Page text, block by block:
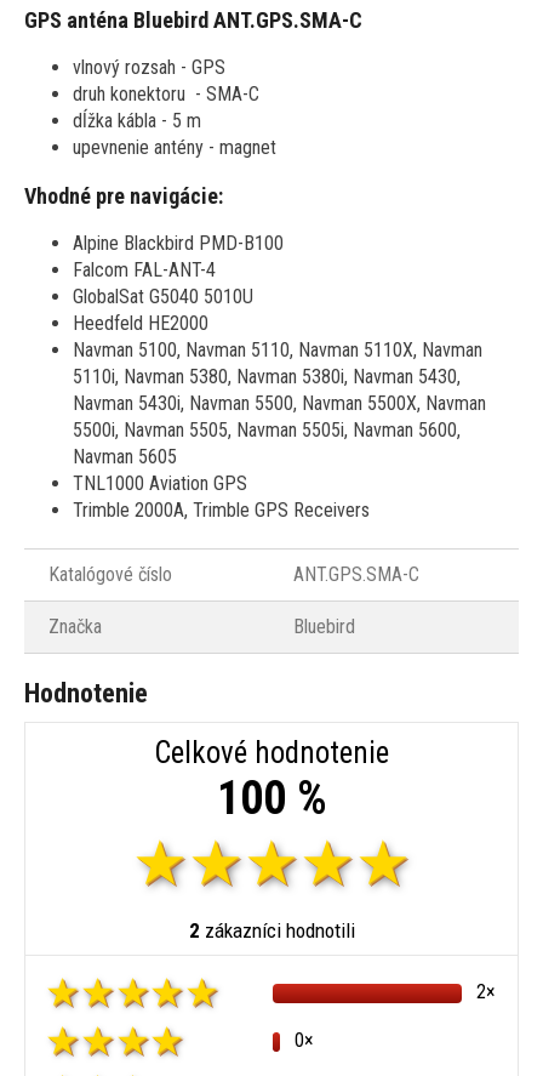
GPS anténa Bluebird ANT.GPS.SMA-C
vlnový rozsah - GPS
druh konektoru - SMA-C
dĺžka kábla - 5 m
upevnenie antény - magnet
Vhodné pre navigácie:
Alpine Blackbird PMD-B100
Falcom FAL-ANT-4
GlobalSat G5040 5010U
Heedfeld HE2000
Navman 5100, Navman 5110, Navman 5110X, Navman
5110i, Navman 5380, Navman 5380i, Navman 5430,
Navman 5430i, Navman 5500, Navman 5500X, Navman
5500i, Navman 5505, Navman 5505i, Navman 5600,
Navman 5605
TNL1000 Aviation GPS
Trimble 2000A, Trimble GPS Receivers
Katalógové číslo ANT.GPS.SMA-C
Značka Bluebird
Hodnotenie
Celkové hodnotenie
100 %
2 zákazníci hodnotili
2×
0×